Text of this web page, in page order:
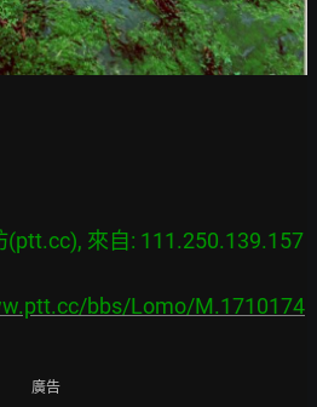
來自: 111.250.139.157
bbs/Lomo/M.1710174
廣告